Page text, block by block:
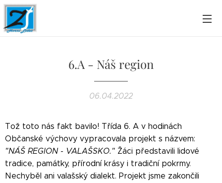
6.A - Náš region
06.04.2022
Tož toto nás fakt bavilo! Třída 6. A v hodinách
Občanské výchovy vypracovala projekt s názvem:
"NÁŠ REGION - VALAŠSKO." Žáci představili lidové
tradice, památky, přírodní krásy i tradiční pokrmy.
Nechyběl ani valašský dialekt. Projekt jsme zakončili